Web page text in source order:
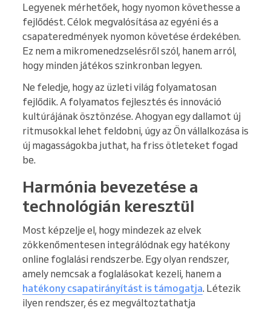
Legyenek mérhetőek, hogy nyomon követhesse a
fejlődést. Célok megvalósítása az egyéni és a
csapateredmények nyomon követése érdekében.
Ez nem a mikromenedzselésről szól, hanem arról,
hogy minden játékos szinkronban legyen.
Ne feledje, hogy az üzleti világ folyamatosan
fejlődik. A folyamatos fejlesztés és innováció
kultúrájának ösztönzése. Ahogyan egy dallamot új
ritmusokkal lehet feldobni, úgy az Ön vállalkozása is
új magasságokba juthat, ha friss ötleteket fogad
be.
Harmónia bevezetése a
technológián keresztül
Most képzelje el, hogy mindezek az elvek
zökkenőmentesen integrálódnak egy hatékony
online foglalási rendszerbe. Egy olyan rendszer,
amely nemcsak a foglalásokat kezeli, hanem a
hatékony csapatirányítást is támogatja. Létezik
ilyen rendszer, és ez megváltoztathatja